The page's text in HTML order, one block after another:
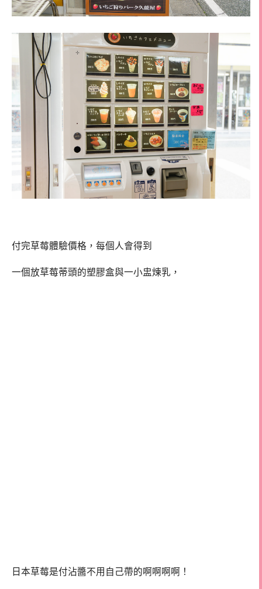
付完草莓體驗價格，每個人會得到
一個放草莓蒂頭的塑膠盒與一小盅煉乳，
日本草莓是付沾醬不用自己帶的啊啊啊啊！